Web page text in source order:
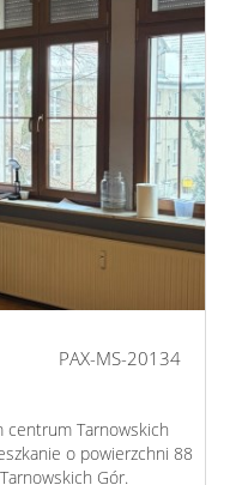
PAX-MS-20134
centrum Tarnowskich
o powierzchni 88
Gór.